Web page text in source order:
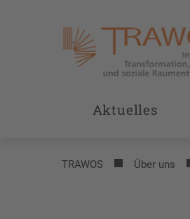
Aktuelles
TRAWOS Über uns